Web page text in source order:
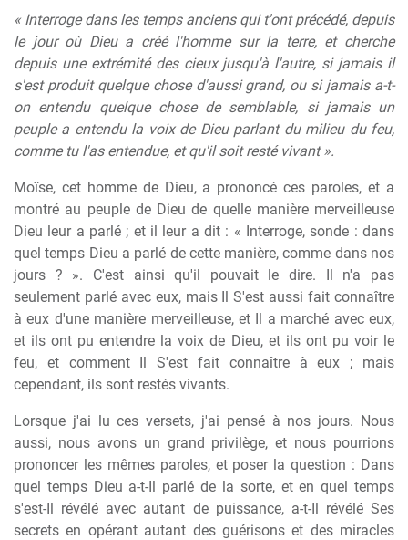
« Interroge dans les temps anciens qui t'ont précédé, depuis
le jour où Dieu a créé l'homme sur la terre, et cherche
depuis une extrémité des cieux jusqu'à l'autre, si jamais il
s'est produit quelque chose d'aussi grand, ou si jamais a-t-
on entendu quelque chose de semblable, si jamais un
peuple a entendu la voix de Dieu parlant du milieu du feu,
comme tu l'as entendue, et qu'il soit resté vivant ».
Moïse, cet homme de Dieu, a prononcé ces paroles, et a
montré au peuple de Dieu de quelle manière merveilleuse
Dieu leur a parlé ; et il leur a dit : « Interroge, sonde : dans
quel temps Dieu a parlé de cette manière, comme dans nos
jours ? ». C'est ainsi qu'il pouvait le dire. Il n'a pas
seulement parlé avec eux, mais Il S'est aussi fait connaître
à eux d'une manière merveilleuse, et Il a marché avec eux,
et ils ont pu entendre la voix de Dieu, et ils ont pu voir le
feu, et comment Il S'est fait connaître à eux ; mais
cependant, ils sont restés vivants.
Lorsque j'ai lu ces versets, j'ai pensé à nos jours. Nous
aussi, nous avons un grand privilège, et nous pourrions
prononcer les mêmes paroles, et poser la question : Dans
quel temps Dieu a-t-Il parlé de la sorte, et en quel temps
s'est-Il révélé avec autant de puissance, a-t-Il révélé Ses
secrets en opérant autant des guérisons et des miracles